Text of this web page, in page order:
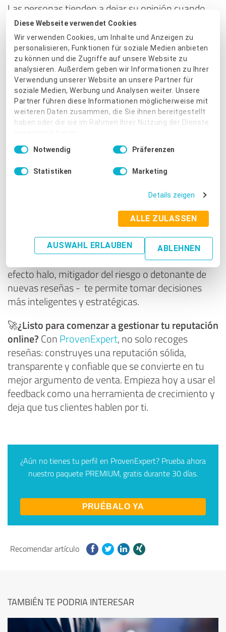
Diese Webseite verwendet Cookies
Wir verwenden Cookies, um Inhalte und Anzeigen zu
personalisieren, Funktionen für soziale Medien anbieten
zu können und die Zugriffe auf unsere Website zu
analysieren. Außerdem geben wir Informationen zu Ihrer
Verwendung unserer Website an unsere Partner für
soziale Medien, Werbung und Analysen weiter. Unsere
Partner führen diese Informationen möglicherweise mit
weiteren Daten zusammen, die Sie ihnen bereitgestellt
haben oder die sie im Rahmen Ihrer Nutzung der Dienste
Impressum|Datenschutzbestimmungen
Notwendig Präferenzen
Statistiken Marketing
Details zeigen
ALLE ZULASSEN
AUSWAHL ERLAUBEN ABLEHNEN
Las personas tienden a dejar su opinión cuando
ven que otros ya lo han hecho. Mostrar
activamente tus calificaciones y destacar los
testimonios positivos motiva a más clientes a
compartir su experiencia. Este "efecto contagio"
crea una dinámica positiva que alimenta tu
reputación online de forma orgánica.
Cómo incentivarlo: Utiliza ProvenExpert para
facilitar el envío de solicitudes de reseña tras cada
herramientas como Zapier y recuerda siempre
agradecer públicamente las opiniones recibidas.
también anima a otros a participar.
Cada opinión de un cliente es una oportunidad
cómo influyen las calificaciones en la percepción
del consumidor - ya sea como prueba social,
efecto halo, mitigador del riesgo o detonante de
nuevas reseñas - te permite tomar decisiones
más inteligentes y estratégicas.
🚀¿Listo para comenzar a gestionar tu reputación
online? Con ProvenExpert, no solo recoges
reseñas: construyes una reputación sólida,
transparente y confiable que se convierte en tu
mejor argumento de venta. Empieza hoy a usar el
feedback como una herramienta de crecimiento y
deja que tus clientes hablen por ti.
¿Aún no tienes tu perfil en ProvenExpert? Prueba ahora
nuestro paquete PREMIUM, gratis durante 30 días.
PRUÉBALO YA
Recomendar artículo
TAMBIÉN TE PODRIA INTERESAR